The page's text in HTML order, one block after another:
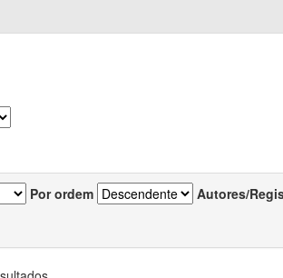
Por ordem Autores/